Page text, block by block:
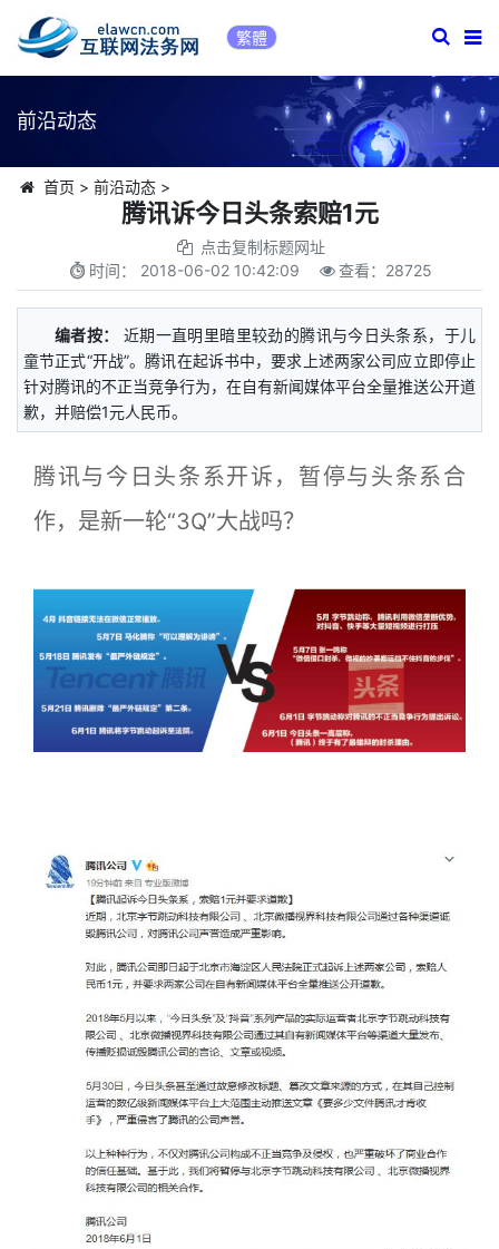
繁體
前沿动态
首页 > 前沿动态>
腾讯诉今日头条索赔1元
点击复制标题网址
时间： 2018-06-02 10:42:09 查看： 28725
编者按：
近期一直明里暗里较劲的腾讯与今日头条系，于儿
童节正式“开战”。腾讯在起诉书中，要求上述两家公司应立即停止
针对腾讯的不正当竞争行为，在自有新闻媒体平台全量推送公开道
歉，并赔偿1元人民币。
腾讯与今日头条系开诉，暂停与头条系合
作，是新一轮“3Q”大战吗？